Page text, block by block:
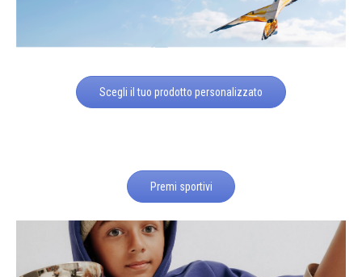
Scegli il tuo prodotto personalizzato
Premi sportivi